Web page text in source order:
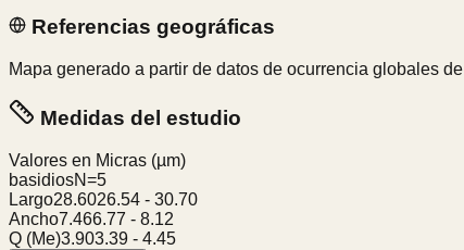
Referencias geográficas
Mapa generado a partir de datos de ocurrencia globales de
Medidas del estudio
Valores en Micras (µm)
basidiosN=5
Largo28.6026.54 - 30.70
Ancho7.466.77 - 8.12
Q (Me)3.903.39 - 4.45